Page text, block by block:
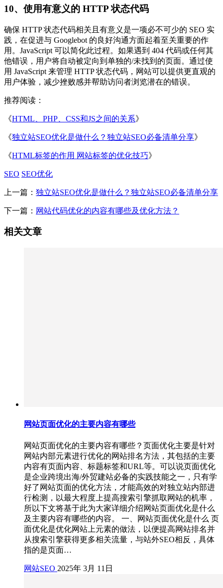
10、使用有意义的 HTTP 状态代码
确保 HTTP 状态代码相关且有意义是一项必不可少的 SEO 实
践，在促进与 Googlebot 的良好沟通方面起着至关重要的作
用。JavaScript 可以简化此过程。如果遇到 404 代码或任何其
他错误，用户将自动被定向到单独的/未找到的页面。通过使
用 JavaScript 来管理 HTTP 状态代码，网站可以提供更直观的
用户体验，减少挫败感并帮助访问者浏览潜在的错误。
推荐阅读：
《HTML、PHP、CSS和JS之间的关系》
《独立站SEO优化是做什么？独立站SEO必备清单分享》
《HTML标签的作用 网站标签的优化技巧》
SEO SEO优化
上一篇： 独立站SEO优化是做什么？独立站SEO必备清单分享
下一篇： 网站代码优化的内容有哪些及优化方法？
相关文章
网站页面优化的主要内容有哪些
网站页面优化的主要内容有哪些？页面优化主要是针对
网站内部元素进行优化的网站排名方法，其包括的主要
内容有页面内容、标题标签和URL等。可以说页面优化
是企业跨境出海/外贸建站必备的实践技能之一，只有学
好了网站页面的优化方法，才能高效的对独立站内部进
行检测，以最大程度上提高搜索引擎抓取网站的机率，
所以下文将基于此为大家详细介绍网站页面优化是什么
及主要内容有哪些的内容。 一、网站页面优化是什么 页
面优化是优化网站上元素的做法，以便提高网站排名并
从搜索引擎获得更多相关流量，与站外SEO相反，具体
指的是页面…
网站SEO 2025年 3月 11日